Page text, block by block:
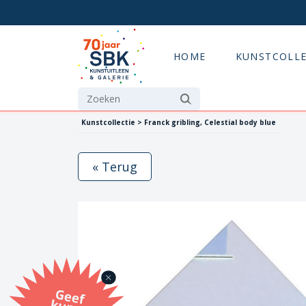
HOME
Kunstcollectie > Franck gribling, Celestial body blue
G
eef
u
n
st
a
d
o
m
et
e SB
K
u
n
stb
o
n
« Terug